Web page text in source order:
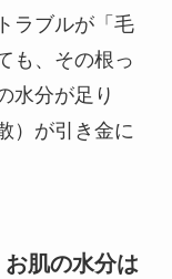
ラブルが「毛
も、その根っ
水分が足り
）が引き金に
お肌の水分は